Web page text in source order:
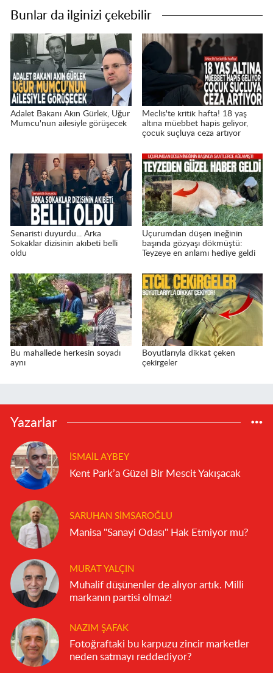
Bunlar da ilginizi çekebilir
Adalet Bakanı Akın Gürlek, Uğur
Mumcu'nun ailesiyle görüşecek
Meclis'te kritik hafta! 18 yaş
altına müebbet hapis geliyor,
çocuk suçluya ceza artıyor
Senaristi duyurdu... Arka
Sokaklar dizisinin akıbeti belli
oldu
Uçurumdan düşen ineğinin
başında gözyaşı dökmüştü:
Teyzeye en anlamı hediye geldi
Bu mahallede herkesin soyadı
aynı
Boyutlarıyla dikkat çeken
çekirgeler
Yazarlar
İSMAIL AYBEY
Kent Park’a Güzel Bir Mescit Yakışacak
SARUHAN SIMSAROĞLU
Manisa "Sanayi Odası" Hak Etmiyor mu?
MURAT YALÇIN
Muhalif düşünenler de alıyor artık. Milli
markanın partisi olmaz!
NAZIM ŞAFAK
Fotoğraftaki bu karpuzu zincir marketler
neden satmayı reddediyor?